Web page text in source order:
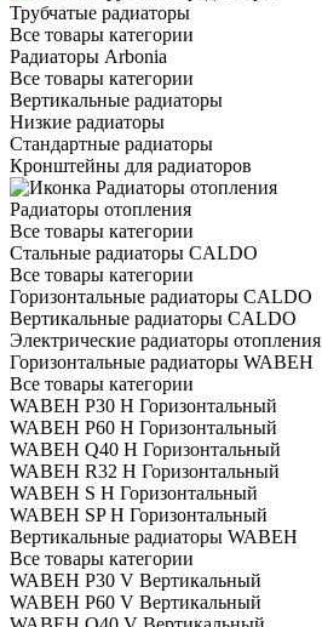
Трубчатые радиаторы
Все товары категории
Радиаторы Arbonia
Все товары категории
Вертикальные радиаторы
Низкие радиаторы
Стандартные радиаторы
Кронштейны для радиаторов
Радиаторы отопления
Все товары категории
Стальные радиаторы CALDO
Все товары категории
Горизонтальные радиаторы CALDO
Вертикальные радиаторы CALDO
Электрические радиаторы отопления
Горизонтальные радиаторы WABEH
Все товары категории
WABEH P30 H Горизонтальный
WABEH P60 H Горизонтальный
WABEH Q40 H Горизонтальный
WABEH R32 H Горизонтальный
WABEH S H Горизонтальный
WABEH SP H Горизонтальный
Вертикальные радиаторы WABEH
Все товары категории
WABEH P30 V Вертикальный
WABEH P60 V Вертикальный